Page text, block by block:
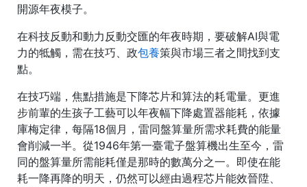
開源年夜模子。
在科技反動和動力反動交匯的年夜時期，要破解AI與電
力的牴觸，需在技巧、政包養策與市場三者之間找到支
點。
在技巧端，焦點措施是下降芯片和算法的耗電量。更進
步前輩的生孩子工藝可以年夜幅下降處置器能耗，依據
庫梅定律，每隔18個月，雷同盤算量所需求耗費的能量
會削減一半。從1946年第一臺電子盤算機出生至今，雷
同的盤算量所需能耗僅是那時的數萬分之一。即使在能
耗一降再降的明天，仍然可以經由過程芯片能效晉陞、